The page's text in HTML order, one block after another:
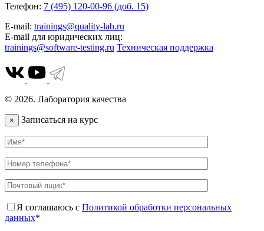
Телефон: 7 (495) 120-00-96 (доб. 15)
E-mail: trainings@quality-lab.ru
E-mail для юридических лиц:
trainings@software-testing.ru Техническая поддержка
© 2026. Лаборатория качества
× Записаться на курс
Я соглашаюсь с Политикой обработки персональных
данных*